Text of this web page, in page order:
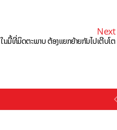
Next
ມື້ທີ່ມິດຕະພາບ ຕ້ອງແຍກຍ້າຍກັນໄປເຕີບໂຕ